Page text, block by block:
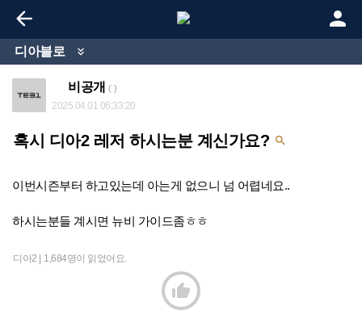
 
디아블로 
비공개 ( )
2025.04.01 06:33:20
혹시 디아2 레저 하시는분 계신가요? 
이번시즌부터 하고있는데 아는게 없으니 넘 어렵네요..
하시는분들 계시면 뉴비 가이드좀ㅎㅎ
디아2 | 1,684명이 읽었어요.
